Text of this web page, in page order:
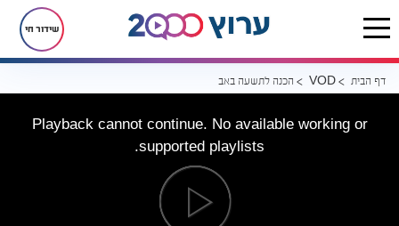
שידור חי
דף הבית VOD הכנה לתשעה באב
Playback cannot continue. No available working or
supported playlists.